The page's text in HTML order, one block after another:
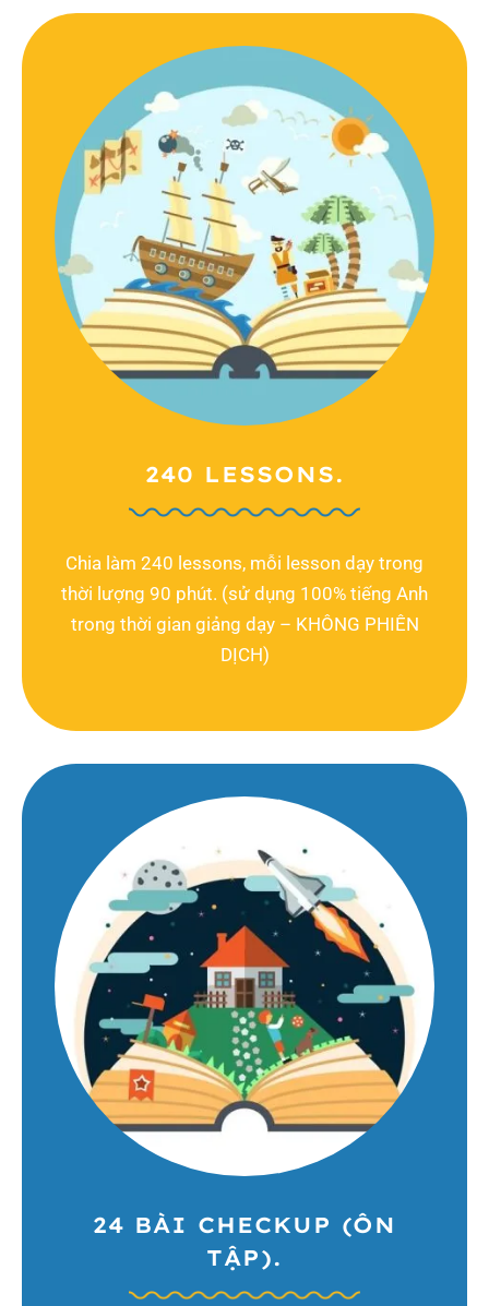
240 LESSONS.
Chia làm 240 lessons, mỗi lesson dạy trong
thời lượng 90 phút. (sử dụng 100% tiếng Anh
trong thời gian giảng dạy – KHÔNG PHIÊN
DỊCH)
24 BÀI CHECKUP (ÔN
TẬP).